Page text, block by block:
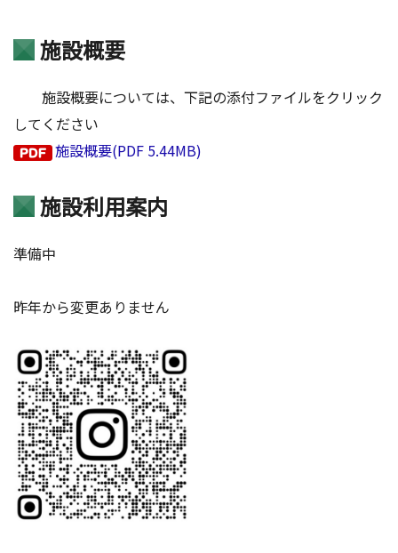
施設概要
施設概要については、下記の添付ファイルをクリック
してください
施設概要(PDF 5.44MB)
施設利用案内
準備中
昨年から変更ありません